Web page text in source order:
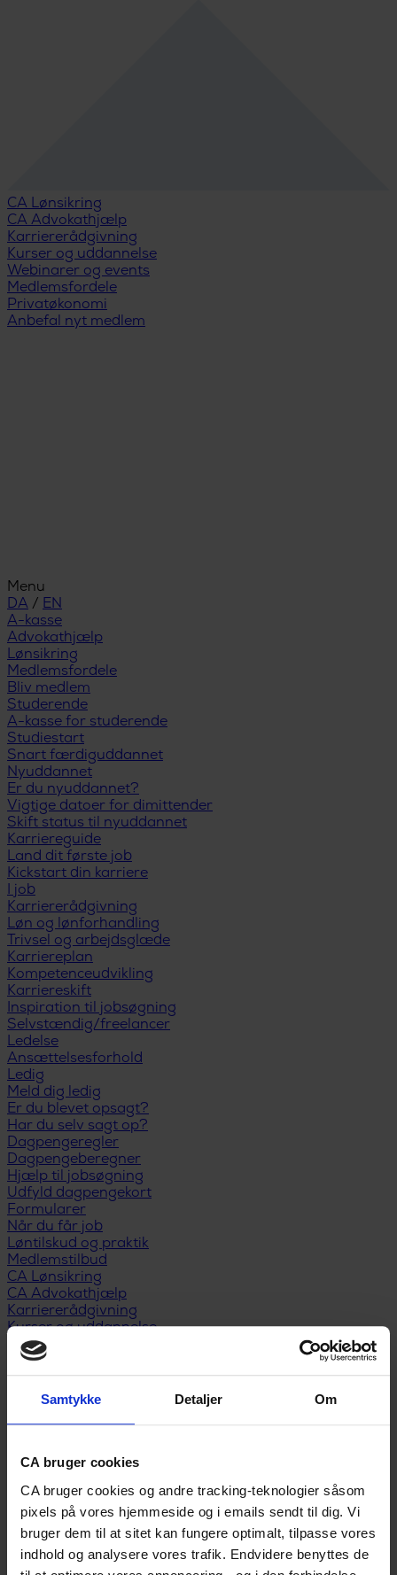
Samtykke Detaljer Om
CA bruger cookies
CA bruger cookies og andre tracking-teknologier såsom
pixels på vores hjemmeside og i emails sendt til dig. Vi
bruger dem til at sitet kan fungere optimalt, tilpasse vores
indhold og analysere vores trafik. Endvidere benyttes de
CA Lønsikring
CA Advokathjælp
Karriererådgivning
Kurser og uddannelse
Webinarer og events
Medlemsfordele
Privatøkonomi
Anbefal nyt medlem
Menu
DA / EN
A-kasse
Advokathjælp
Lønsikring
Medlemsfordele
Bliv medlem
Studerende
A-kasse for studerende
Studiestart
Snart færdiguddannet
Nyuddannet
Er du nyuddannet?
Vigtige datoer for dimittender
Skift status til nyuddannet
Karriereguide
Land dit første job
Kickstart din karriere
I job
Karriererådgivning
Løn og lønforhandling
Trivsel og arbejdsglæde
Karriereplan
Kompetenceudvikling
Karriereskift
Inspiration til jobsøgning
Selvstændig/freelancer
Ledelse
Ansættelsesforhold
Ledig
Meld dig ledig
Er du blevet opsagt?
Har du selv sagt op?
Dagpengeregler
Dagpengeberegner
Hjælp til jobsøgning
Udfyld dagpengekort
Formularer
Når du får job
Løntilskud og praktik
Medlemstilbud
CA Lønsikring
CA Advokathjælp
Karriererådgivning
Kurser og uddannelse
Webinarer og events
Medlemsfordele
Privatøkonomi
Anbefal nyt medlem
positivt
Vi støder alle på konflikter på vores arbejdsplads, men det er
forskelligt, hvordan vi reagerer på dem.